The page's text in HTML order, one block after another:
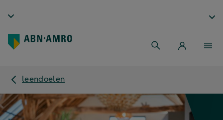
leendoelen